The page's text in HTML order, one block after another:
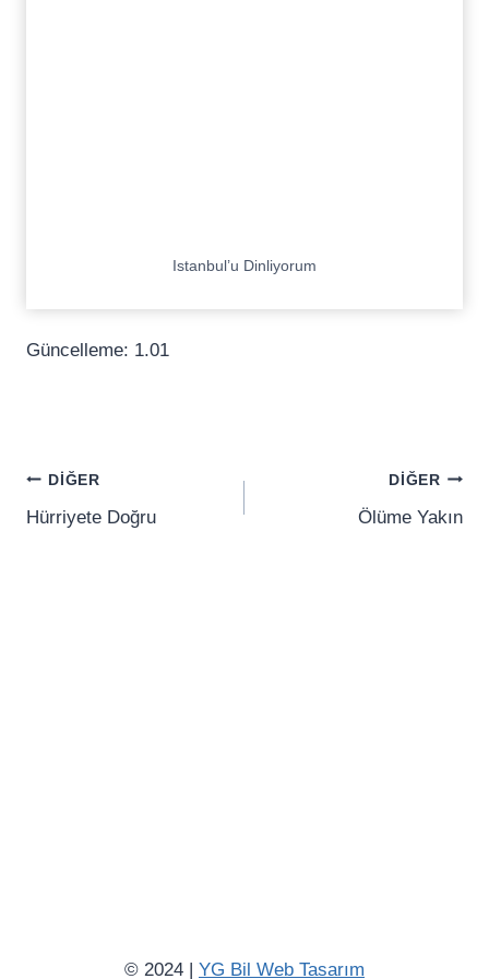
Istanbul’u Dinliyorum
Güncelleme: 1.01
Yazı
gezinmesi
DIĞER
Hürriyete Doğru
DIĞER
Ölüme Yakın
© 2024 | YG Bil Web Tasarım